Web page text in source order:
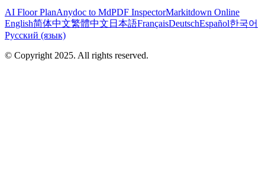
AI Floor PlanAnydoc to MdPDF InspectorMarkitdown Online
English简体中文繁體中文 日本語FrançaisDeutschEspañol한국어
Русский (язык)
© Copyright 2025. All rights reserved.